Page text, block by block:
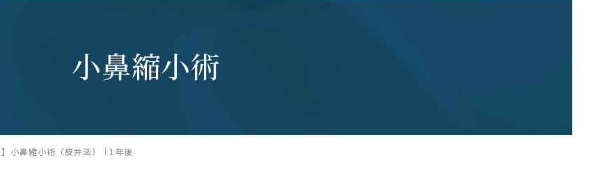
小鼻縮小術
】小鼻縮小術（皮弁法）│1年後